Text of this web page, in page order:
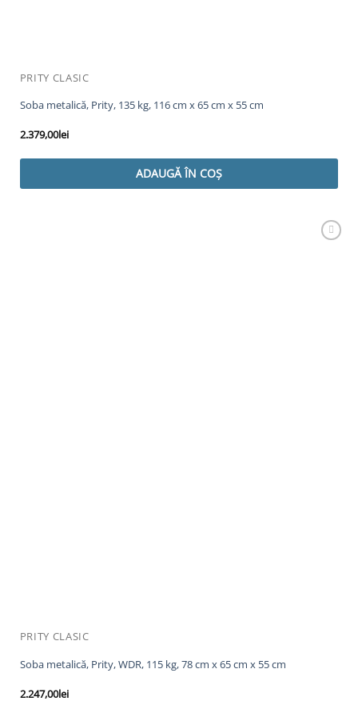
PRITY CLASIC
Soba metalică, Prity, 135 kg, 116 cm x 65 cm x 55 cm
2.379,00lei
ADAUGĂ ÎN COȘ
PRITY CLASIC
Soba metalică, Prity, WDR, 115 kg, 78 cm x 65 cm x 55 cm
2.247,00lei